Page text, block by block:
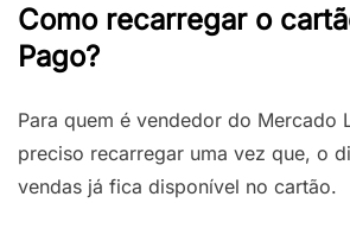
Como recarregar o
Pago?
Para quem é vendedor do Mercado
preciso recarregar uma vez que, o
vendas já fica disponível no cartão.